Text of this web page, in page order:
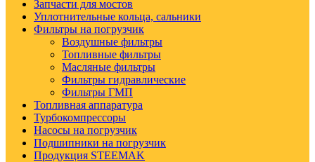
Запчасти для мостов
Уплотнительные кольца, сальники
Фильтры на погрузчик
Воздушные фильтры
Топливные фильтры
Масляные фильтры
Фильтры гидравлические
Фильтры ГМП
Топливная аппаратура
Турбокомпрессоры
Насосы на погрузчик
Подшипники на погрузчик
Продукция STEEMAK